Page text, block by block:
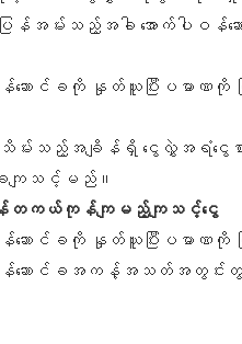
ပြန်အမ်းသည့်အခါ အောက်ပါဝ
ဆောင်ခကို နှုတ်ယူပြီးပမာဏကို
ျက်သိမ်းသည့်အချိန်ရှိ ငွေလွှဲအရံ
ခကျသင့်မည်။
ကယ်ကုန်ကျမည့်ကျသင့်ငွေ
ဆောင်ခကို နှုတ်ယူပြီးပမာဏကို
ဆောင်ခအကန့်အသတ်အတွင်းတွင်